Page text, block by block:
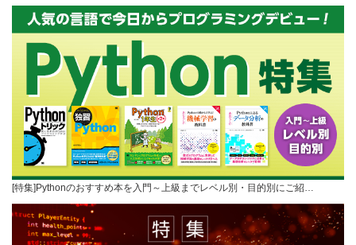
[特集]Pythonのおすすめ本を入門～上級までレベル別・目的別にご紹…